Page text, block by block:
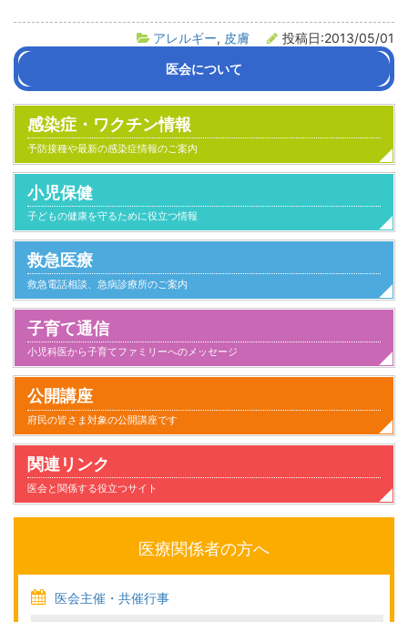
アレルギー, 皮膚
投稿日:2013/05/01
医会について
会長挨拶
沿革
医会活動の紹介
組織・役員名簿
定款
感染症・ワクチン情報
予防接種や最新の感染症情報のご案内
小児保健
子どもの健康を守るために役立つ情報
救急医療
救急電話相談、急病診療所のご案内
子育て通信
小児科医から子育てファミリーへのメッセージ
小児科とのつきあい方
子供が病気になったとき家庭でのケアと心得
家族とのかかわり
日常生活
気になること
健康にすごすために
事故と安全
病気のこと
公開講座
府民の皆さま対象の公開講座です
関連リンク
医会と関係する役立つサイト
医療関係者の方へ
医会主催・共催行事